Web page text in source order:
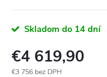
Skladom do 14 dní
€4 619,90
€3 756 bez DPH